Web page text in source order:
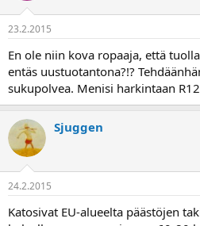
23.2.2015
En ole niin kova ropaaja, että
entäs uustuotantona?!?
sukupolvea. Menisi harkintaan
Sjuggen
24.2.2015
Katosivat EU-alueelta päästöjen